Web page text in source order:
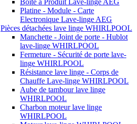
Platine - Module - Carte
Electronique Lave-linge AEG
Pièces détachées lave linge WHIRLPOOL
Manchette - Joint de porte - Hublot
lave-linge WHIRLPOOL
Fermeture - Sécurité de porte lave-
linge WHIRLPOOL
Résistance lave linge - Corps de
Chauffe Lave-linge WHIRLPOOL
Aube de tambour lave linge
WHIRLPOOL
Charbon moteur lave linge
WHIRLPOOL